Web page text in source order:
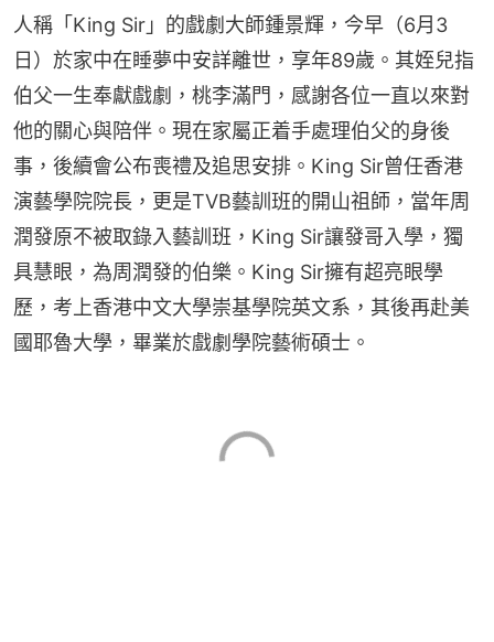
人稱「King Sir」的戲劇大師鍾景輝，今早（6月3
日）於家中在睡夢中安詳離世，享年89歲。其姪兒指
伯父一生奉獻戲劇，桃李滿門，感謝各位一直以來對
他的關心與陪伴。現在家屬正着手處理伯父的身後
事，後續會公布喪禮及追思安排。King Sir曾任香港
演藝學院院長，更是TVB藝訓班的開山祖師，當年周
潤發原不被取錄入藝訓班，King Sir讓發哥入學，獨
具慧眼，為周潤發的伯樂。King Sir擁有超亮眼學
歷，考上香港中文大學崇基學院英文系，其後再赴美
國耶魯大學，畢業於戲劇學院藝術碩士。